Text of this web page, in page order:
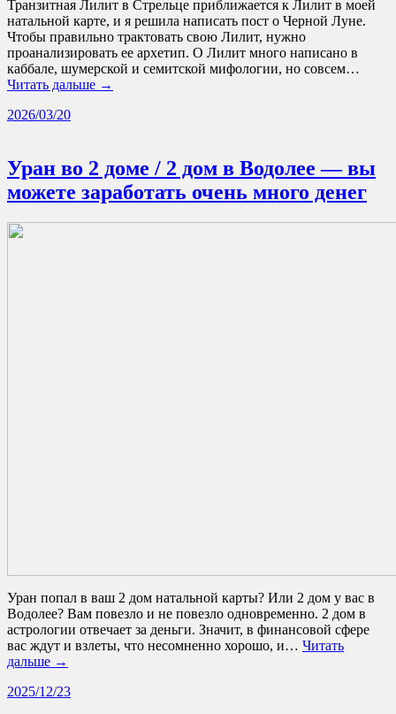
Транзитная Лилит в Стрельце приближается к Лилит в моей
натальной карте, и я решила написать пост о Черной Луне.
Чтобы правильно трактовать свою Лилит, нужно
проанализировать ее архетип. О Лилит много написано в
каббале, шумерской и семитской мифологии, но совсем…
Читать дальше →
2026/03/20
Уран во 2 доме / 2 дом в Водолее — вы
можете заработать очень много денег
Уран попал в ваш 2 дом натальной карты? Или 2 дом у вас в
Водолее? Вам повезло и не повезло одновременно. 2 дом в
астрологии отвечает за деньги. Значит, в финансовой сфере
вас ждут и взлеты, что несомненно хорошо, и… Читать
дальше →
2025/12/23